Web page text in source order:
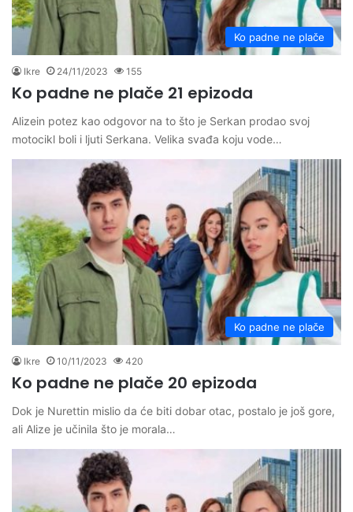
Ko padne ne plače
Ikre 24/11/2023 155
Ko padne ne plače 21 epizoda
Alizein potez kao odgovor na to što je Serkan prodao svoj
motocikl boli i ljuti Serkana. Velika svađa koju vode…
Ko padne ne plače
Ikre 10/11/2023 420
Ko padne ne plače 20 epizoda
Dok je Nurettin mislio da će biti dobar otac, postalo je još gore,
ali Alize je učinila što je morala…